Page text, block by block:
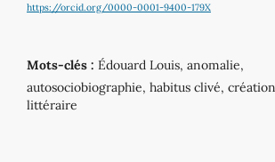
https://orcid.org/0000-0001-9400-179X
Mots-clés : Édouard Louis, anomalie,
autosociobiographie, habitus clivé, création
littéraire